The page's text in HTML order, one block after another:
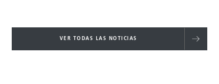
VER TODAS LAS NOTICIAS